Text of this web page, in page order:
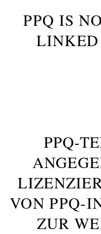
PPQ IS
LINKED
PPQ-
VON PPQ-
ZUR